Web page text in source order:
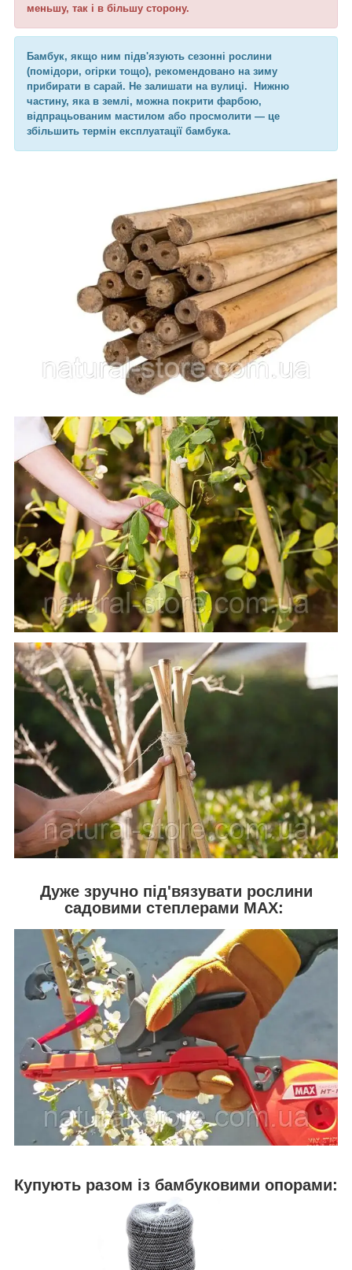
меньшу, так і в більшу сторону.
Бамбук, якщо ним підв'язують сезонні рослини
(помідори, огірки тощо), рекомендовано на зиму
прибирати в сарай. Не залишати на вулиці. Нижню
частину, яка в землі, можна покрити фарбою,
відпрацьованим мастилом або просмолити — це
збільшить термін експлуатації бамбука.
Дуже зручно під'вязувати рослини
садовими степлерами MAX:
Купують разом із бамбуковими опорами: